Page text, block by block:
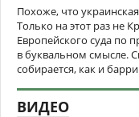
Похоже, что
Только на этот раз не
Европейского суда по
в буквальном смысле.
собирается, как и
ВИДЕО